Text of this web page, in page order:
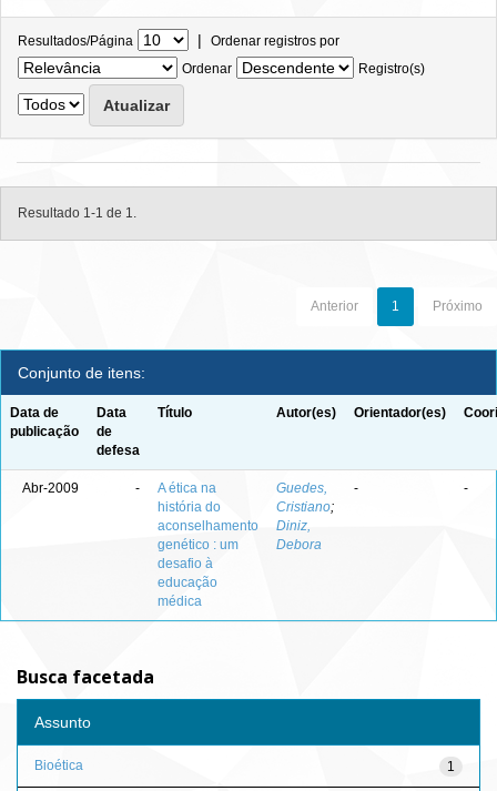
Resultados/Página | Ordenar registros por
Ordenar
Registro(s)
Resultado 1-1 de 1.
Anterior 1 Próximo
Conjunto de itens:
Data de
publicação
Data
de
defesa
Título Autor(es) Orientador(es)
Abr-2009 -
A ética na
história do
aconselhamento
genético : um
desafio à
educação
médica
Guedes,
Cristiano;
Diniz,
Debora
- -
Busca facetada
Assunto
1
Bioética